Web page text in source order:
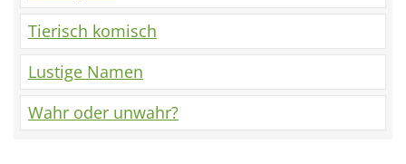
Tierisch komisch
Lustige Namen
Wahr oder unwahr?